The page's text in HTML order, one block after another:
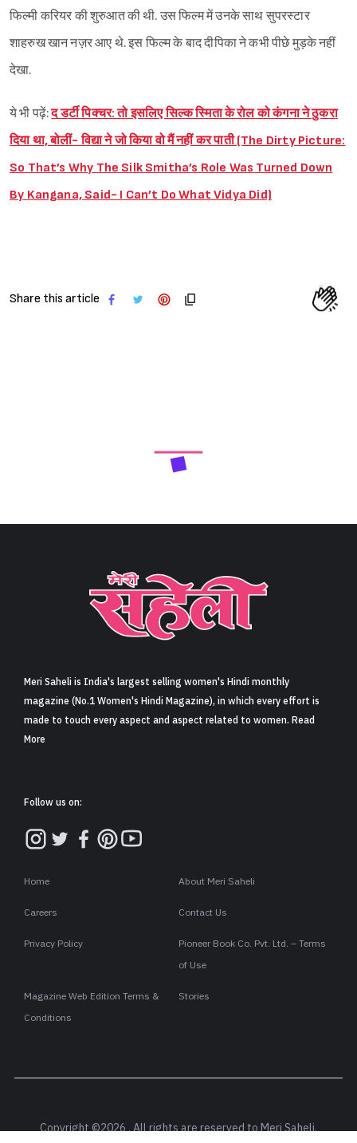
फिल्मी करियर की शुरुआत की थी. उस फिल्म में उनके साथ सुपरस्टार
शाहरुख खान नज़र आए थे. इस फिल्म के बाद दीपिका ने कभी पीछे मुड़के नहीं
देखा.
ये भी पढ़ें:द डर्टी पिक्चर: तो इसलिए सिल्क स्मिता के रोल को कंगना ने ठुकरा
दिया था, बोलीं- विद्या ने जो किया वो मैं नहीं कर पाती (The Dirty Picture:
So That’s Why The Silk Smitha’s Role Was Turned Down
By Kangana, Said- I Can’t Do What Vidya Did)
Share this article
Meri Saheli is India's largest selling women's Hindi monthly
magazine (No.1 Women's Hindi Magazine), in which every effort is
made to touch every aspect and aspect related to women. Read
More
Follow us on:
Home About Meri Saheli
Careers Contact Us
Privacy Policy
Pioneer Book Co. Pvt. Ltd. – Terms
of Use
Magazine Web Edition Terms &
Conditions
Stories
Copyright ©2026 . All rights are reserved to Meri Saheli.